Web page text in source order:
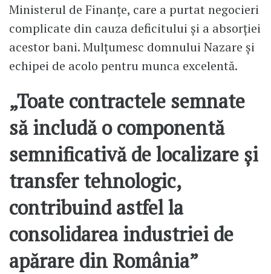
Ministerul de Finanțe, care a purtat negocieri
complicate din cauza deficitului și a absorției
acestor bani. Mulțumesc domnului Nazare și
echipei de acolo pentru munca excelentă.
„Toate contractele semnate
să includă o componentă
semnificativă de localizare și
transfer tehnologic,
contribuind astfel la
consolidarea industriei de
apărare din România”